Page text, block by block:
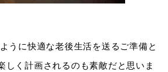
うに快適な老後生活を送るご準備と
しく計画されるのも素敵だと思いま